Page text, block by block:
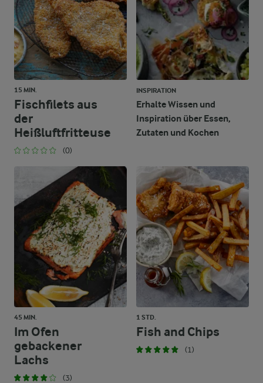
Kohlenhydrate
205,5 g
15 MIN.
Fischfilets aus
der
Heißluftfritteuse
(0)
INSPIRATION
Erhalte Wissen und
Inspiration über Essen,
Zutaten und Kochen
45 MIN.
Im Ofen
gebackener
Lachs
(3)
1 STD.
Fish and Chips
(1)